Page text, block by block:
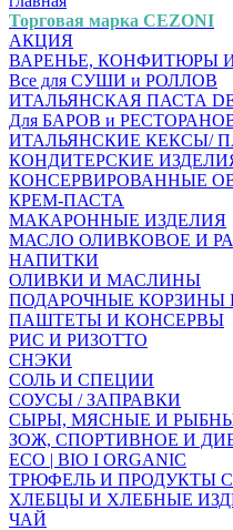
Торговая марка CEZONI
АКЦИЯ
ВАРЕНЬЕ, КОНФИТЮРЫ
Все для СУШИ и РОЛЛОВ
ИТАЛЬЯНСКАЯ ПАСТА DE
Для БАРОВ и
ИТАЛЬЯНСКИЕ КЕКСЫ/
КОНДИТЕРСКИЕ
КОНСЕРВИРОВАННЫЕ
КРЕМ-ПАСТА
МАКАРОННЫЕ ИЗДЕЛИЯ
МАСЛО ОЛИВКОВОЕ И
НАПИТКИ
ОЛИВКИ И МАСЛИНЫ
ПОДАРОЧНЫЕ КОРЗИНЫ
ПАШТЕТЫ И КОНСЕРВЫ
РИС И РИЗОТТО
СНЭКИ
СОЛЬ И СПЕЦИИ
СОУСЫ / ЗАПРАВКИ
СЫРЫ, МЯСНЫЕ И
ЗОЖ, СПОРТИВНОЕ И
ECO | BIO I ORGANIC
ТРЮФЕЛЬ И ПРОДУКТЫ
ХЛЕБЦЫ И ХЛЕБНЫЕ
ЧАЙ